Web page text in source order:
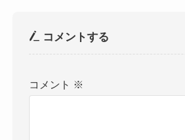
コメントする
コメント ※